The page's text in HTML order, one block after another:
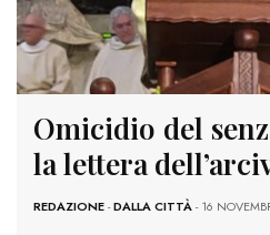
Omicidio del
la lettera
REDAZIONE-DALLA CITTÀ- 16